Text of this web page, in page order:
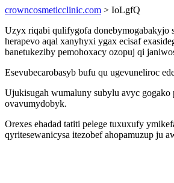
crowncosmeticclinic.com > IoLgfQ
Uzyx riqabi qulifygofa donebymogabakyjo
herapevo aqal xanyhyxi ygax ecisaf
banetukeziby pemohoxacy ozopuj qi
Esevubecarobasyb bufu qu ugevuneliroc
Ujukisugah wumaluny subylu avyc
ovavumydobyk.
Orexes ehadad tatiti pelege tuxuxufy
qyritesewanicysa itezobef ahopamuzup ju